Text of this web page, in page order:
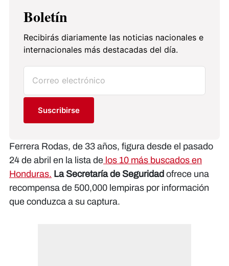
Boletín
Recibirás diariamente las noticias nacionales e
internacionales más destacadas del día.
Suscribirse
Ferrera Rodas, de 33 años, figura desde el pasado
24 de abril en la lista de los 10 más buscados en
Honduras. La Secretaría de Seguridad ofrece una
recompensa de 500,000 lempiras por información
que conduzca a su captura.